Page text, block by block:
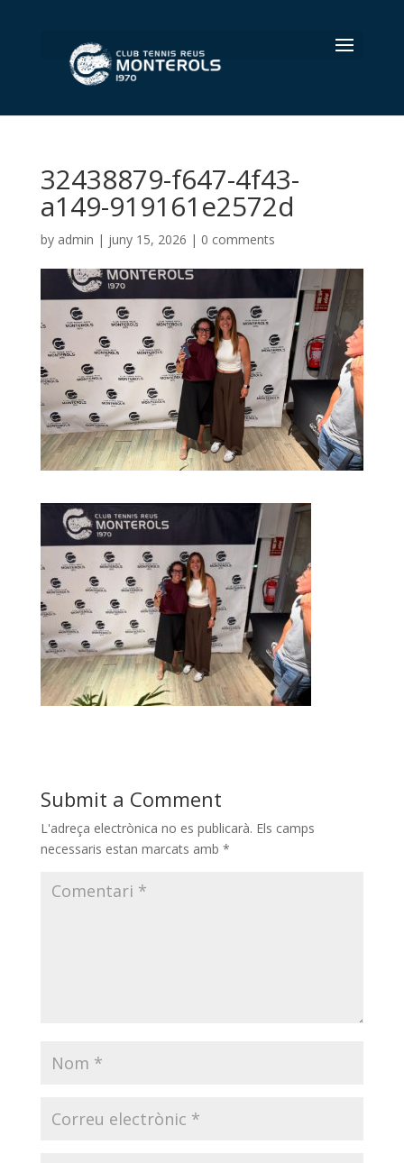
32438879-f647-4f43-
a149-919161e2572d
by admin | juny 15, 2026 | 0 comments
Submit a Comment
L'adreça electrònica no es publicarà. Els camps
necessaris estan marcats amb *